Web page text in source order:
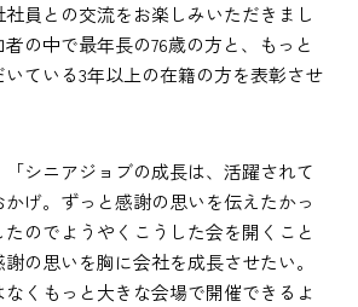
員との交流をお楽しみいただきまし
の中で最年長の76歳の方と、もっと
ている3年以上の在籍の方を表彰させ
シニアジョブの成長は、活躍されて
げ。ずっと感謝の思いを伝えたかっ
のでようやくこうした会を開くこと
の思いを胸に会社を成長させたい。
くもっと大きな会場で開催できるよ